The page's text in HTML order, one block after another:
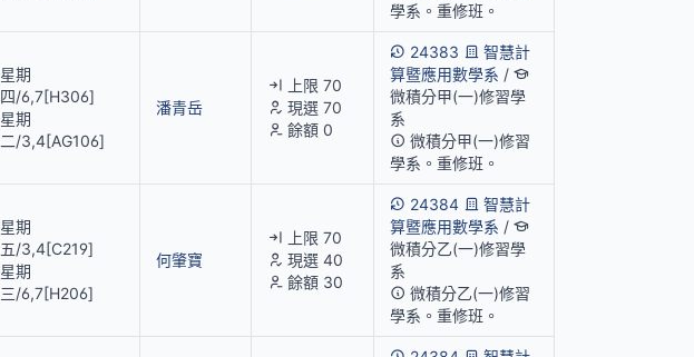
學系。重修班。
星期
四/6,7[H306]
星期
二/3,4[AG106]
潘青岳
上限 70
現選 70
餘額 0
24383
智慧計
算暨應用數學系 /
微積分甲(一)修習學
系
微積分甲(一)修習
學系。重修班。
星期
五/3,4[C219]
星期
三/6,7[H206]
何肇寶
上限 70
現選 40
餘額 30
24384
智慧計
算暨應用數學系 /
微積分乙(一)修習學
系
微積分乙(一)修習
學系。重修班。